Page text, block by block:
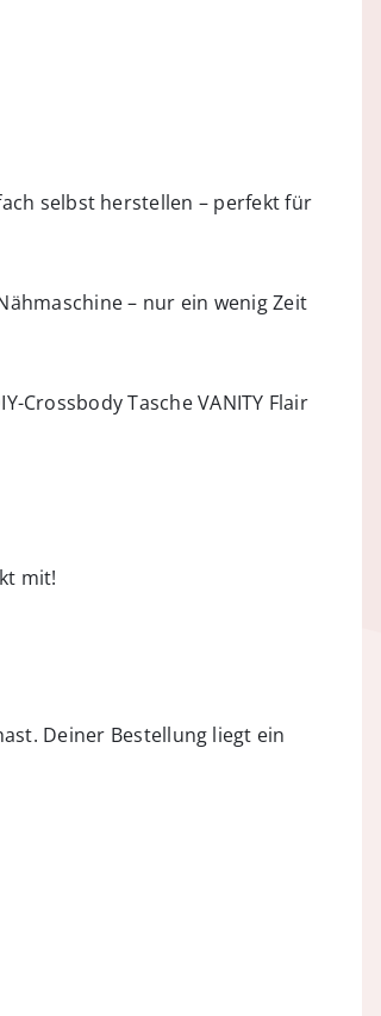
selbst herstellen – perfekt für
– nur ein wenig Zeit
Crossbody Tasche VANITY Flair
mit!
Deiner Bestellung liegt ein